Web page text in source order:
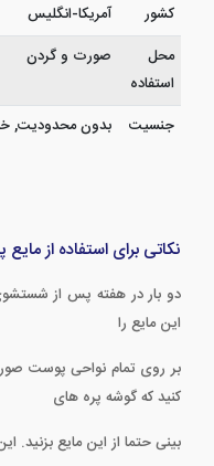
کشور
آمریکا-انگلیس
محل
استفاده
صورت و گردن
جنسیت بدون محدودیت,
نکاتی برای استفاده از
دو بار در هفته پس از
این مایع را
بر روی تمام نواحی پوست
کنید که گوشه پره های
بینی حتما از این مایع بزنید.